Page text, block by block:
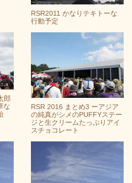
RSR2011 かなりテキトーな
行動予定
郎
な
RSR 2016 まとめ3 ーアジア
の純真がシメのPUFFYステー
ジと生クリームたっぷりアイ
スチョコレート